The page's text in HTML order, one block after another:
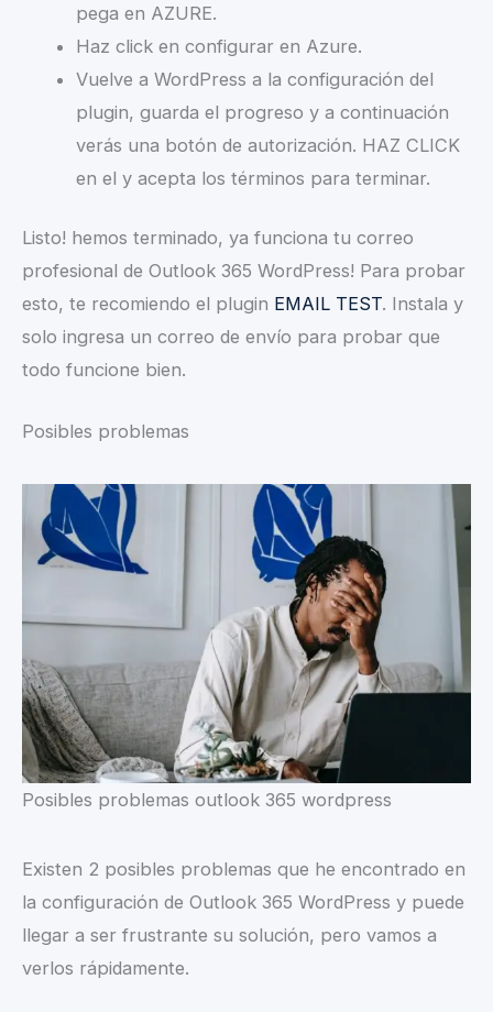
pega en AZURE.
Haz click en configurar en Azure.
Vuelve a WordPress a la configuración del
plugin, guarda el progreso y a continuación
verás una botón de autorización. HAZ CLICK
en el y acepta los términos para terminar.
Listo! hemos terminado, ya funciona tu correo
profesional de Outlook 365 WordPress! Para probar
esto, te recomiendo el plugin EMAIL TEST. Instala y
solo ingresa un correo de envío para probar que
todo funcione bien.
Posibles problemas
Posibles problemas outlook 365 wordpress
Existen 2 posibles problemas que he encontrado en
la configuración de Outlook 365 WordPress y puede
llegar a ser frustrante su solución, pero vamos a
verlos rápidamente.